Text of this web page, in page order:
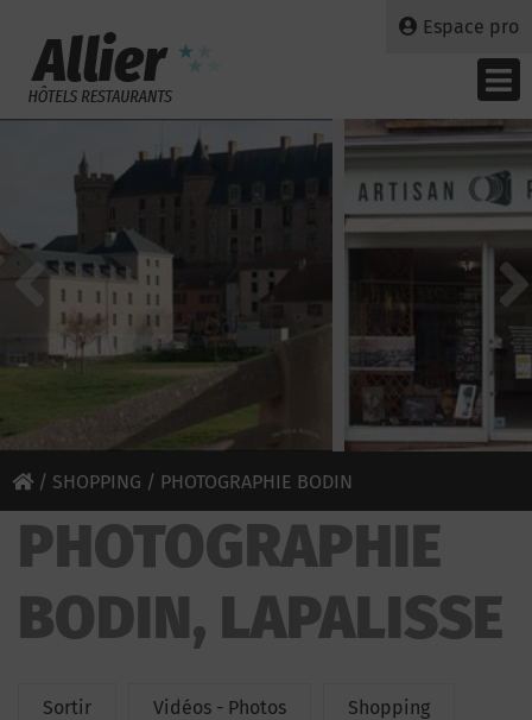
Espace pro
/ SHOPPING / PHOTOGRAPHIE BODIN
PHOTOGRAPHIE
BODIN, LAPALISSE
Sortir Vidéos - Photos Shopping